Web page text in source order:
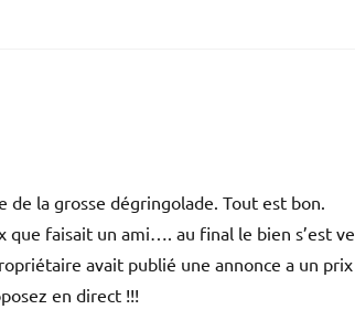
la grosse dégringolade. Tout est bon.
faisait un ami…. au final le bien s’est
avait publié une annonce a un prix
en direct !!!